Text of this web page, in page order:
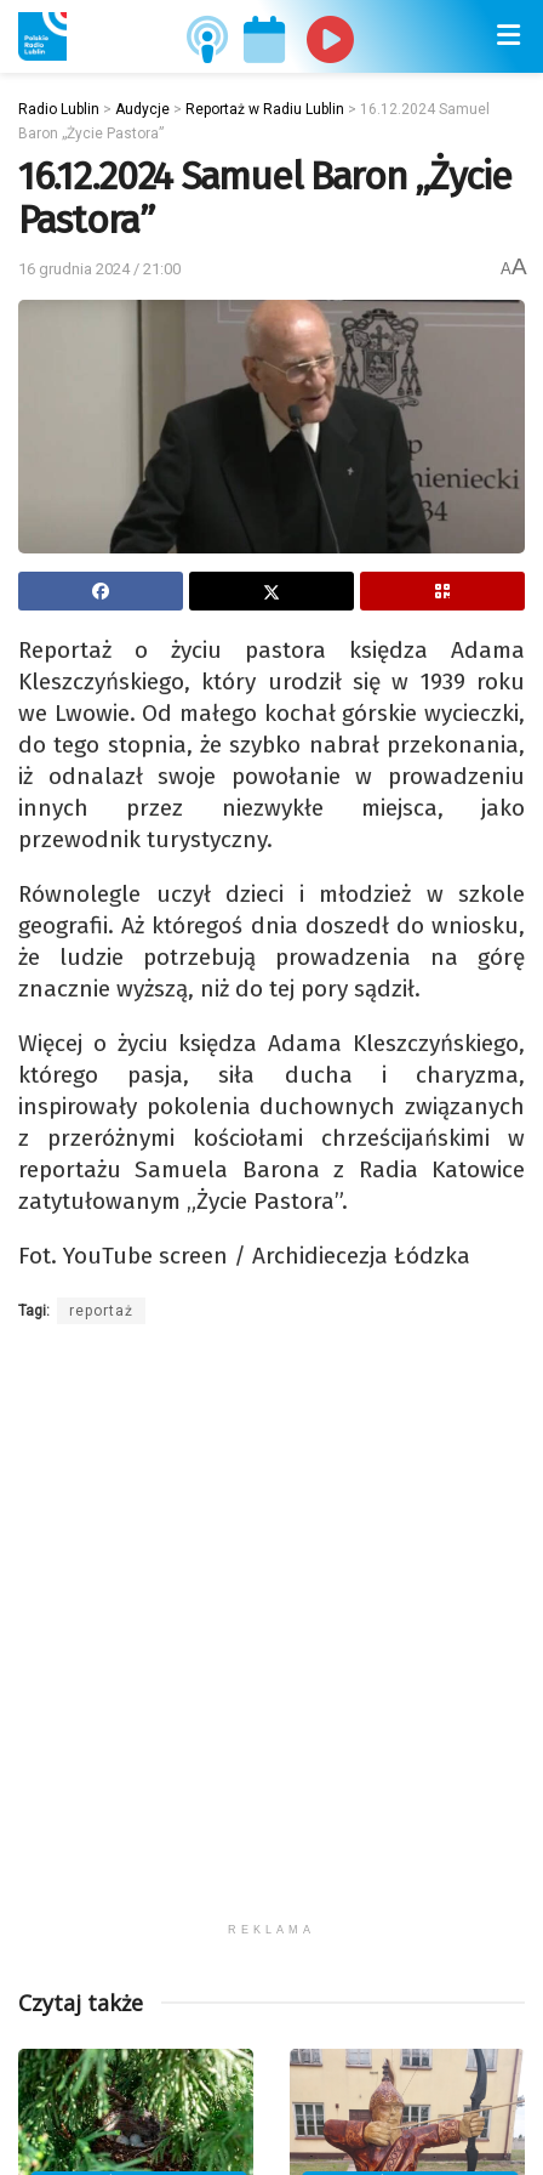
Radio Lublin > Audycje > Reportaż w Radiu Lublin > 16.12.2024 Samuel
Baron „Życie Pastora”
16.12.2024 Samuel Baron „Życie
Pastora”
16 grudnia 2024 / 21:00 AA
Reportaż o życiu pastora księdza Adama
Kleszczyńskiego, który urodził się w 1939 roku
we Lwowie. Od małego kochał górskie wycieczki,
do tego stopnia, że szybko nabrał przekonania,
iż odnalazł swoje powołanie w prowadzeniu
innych przez niezwykłe miejsca, jako
przewodnik turystyczny.
Równolegle uczył dzieci i młodzież w szkole
geografii. Aż któregoś dnia doszedł do wniosku,
że ludzie potrzebują prowadzenia na górę
znacznie wyższą, niż do tej pory sądził.
Więcej o życiu księdza Adama Kleszczyńskiego,
którego pasja, siła ducha i charyzma,
inspirowały pokolenia duchownych związanych
z przeróżnymi kościołami chrześcijańskimi w
reportażu Samuela Barona z Radia Katowice
zatytułowanym „Życie Pastora”.
Fot. YouTube screen / Archidiecezja Łódzka
Tagi: reportaż
REKLAMA
Czytaj także